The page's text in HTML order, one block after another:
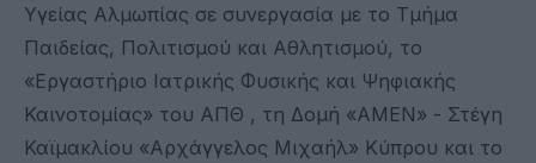
Υγείας Αλμωπίας σε συνεργασία με το Τμήμα
Παιδείας, Πολιτισμού και Αθλητισμού, το
«Εργαστήριο Ιατρικής Φυσικής και Ψηφιακής
Καινοτομίας» του ΑΠΘ , τη Δομή «AMEN» - Στέγη
Καϊμακλίου «Αρχάγγελος Μιχαήλ» Κύπρου και το